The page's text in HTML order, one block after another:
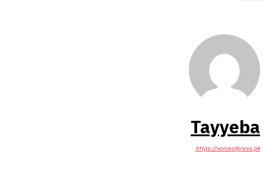
Tayyeba
https://voiceofpress.pk